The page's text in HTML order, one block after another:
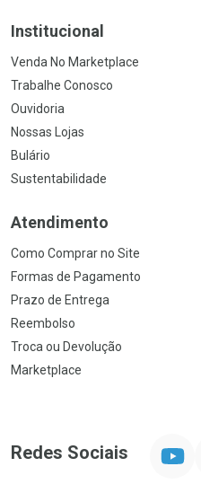
Institucional
Venda No Marketplace
Trabalhe Conosco
Ouvidoria
Nossas Lojas
Bulário
Sustentabilidade
Atendimento
Como Comprar no Site
Formas de Pagamento
Prazo de Entrega
Reembolso
Troca ou Devolução
Marketplace
Redes Sociais